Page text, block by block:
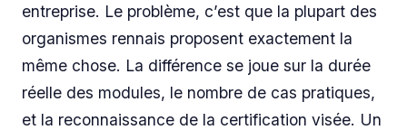
entreprise. Le problème, c’est que la plupart des
organismes rennais proposent exactement la
même chose. La différence se joue sur la durée
réelle des modules, le nombre de cas pratiques,
et la reconnaissance de la certification visée. Un